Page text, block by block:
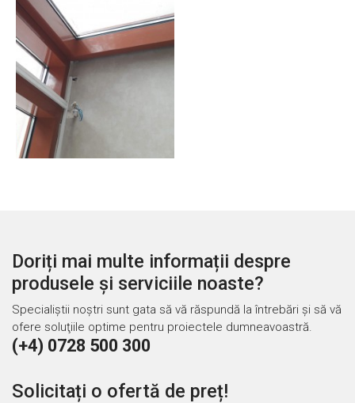
Doriți mai multe informații despre
produsele și serviciile noaste?
Specialiștii noştri sunt gata să vă răspundă la întrebări şi să vă
ofere soluţiile optime pentru proiectele dumneavoastră.
(+4) 0728 500 300
Solicitați o ofertă de preț!